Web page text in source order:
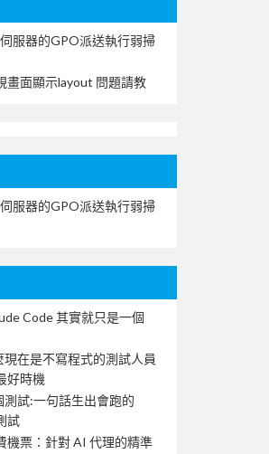
服器的GPO派送執行弱掃
畫面顯示layout 問題請教
服器的GPO派送執行弱掃
Code 其實就只是一個
現在是不寫程式的測試人員
好時機
測試:一句話生出會跑的
試
機票：針對 AI 代理的精準